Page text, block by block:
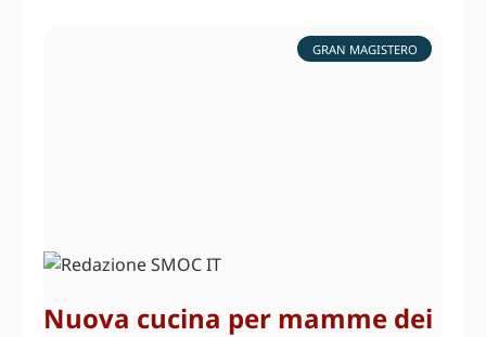
GRAN MAGISTERO
Nuova cucina per mamme dei